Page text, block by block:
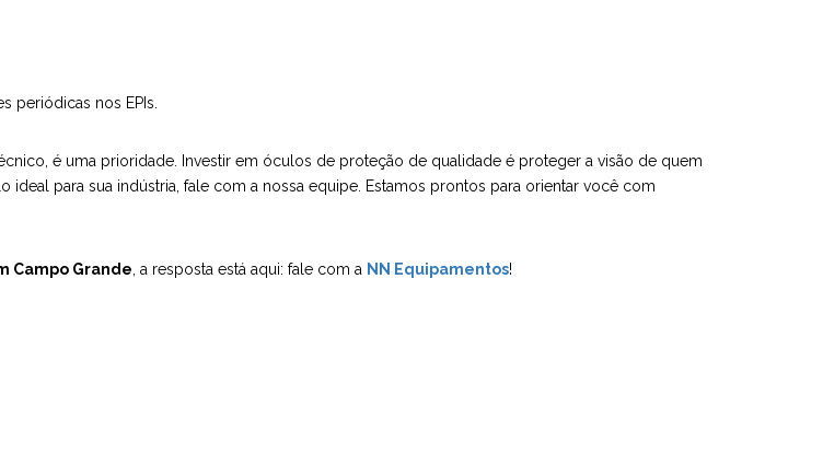
periódicas nos EPIs.
é uma prioridade. Investir em óculos de proteção de qualidade é proteger a visão de quem
para sua indústria, fale com a nossa equipe. Estamos prontos para orientar você com
Campo Grande , a resposta está aqui: fale com a NN Equipamentos!